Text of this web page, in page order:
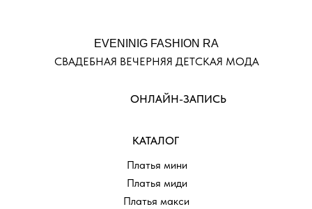
ОНЛАЙН-ЗАПИСЬ
КАТАЛОГ
Платья мини
Платья миди
Платья макси
EVENINIG FASHION RA
СВАДЕБНАЯ ВЕЧЕРНЯЯ ДЕТСКАЯ МОДА